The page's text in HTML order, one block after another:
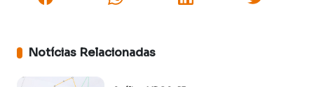
Notícias Relacionadas